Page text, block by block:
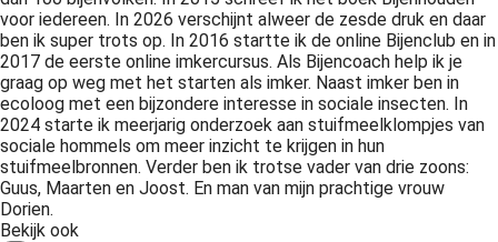
voor iedereen. In 2026 verschijnt alweer de zesde druk en daar
ben ik super trots op. In 2016 startte ik de online Bijenclub en in
2017 de eerste online imkercursus. Als Bijencoach help ik je
graag op weg met het starten als imker. Naast imker ben in
ecoloog met een bijzondere interesse in sociale insecten. In
2024 starte ik meerjarig onderzoek aan stuifmeelklompjes van
sociale hommels om meer inzicht te krijgen in hun
stuifmeelbronnen. Verder ben ik trotse vader van drie zoons:
Guus, Maarten en Joost. En man van mijn prachtige vrouw
Dorien.
Bekijk ook